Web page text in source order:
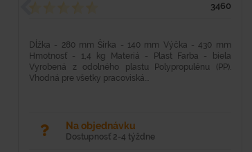
3460
Dĺžka - 280 mm Šírka - 140 mm Výčka - 430 mm
Hmotnosť - 1,4 kg Materiá - Plast Farba - biela
Vyrobená z odolného plastu Polypropulénu (PP).
Vhodná pre všetky pracoviská...
Na objednávku
Dostupnosť 2-4 týždne